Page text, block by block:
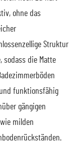
ohne das
Struktur
sodass die Matte
funktionsfähig
gängigen
milden